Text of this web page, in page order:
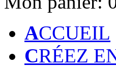
ACCUEIL
CRÉEZ